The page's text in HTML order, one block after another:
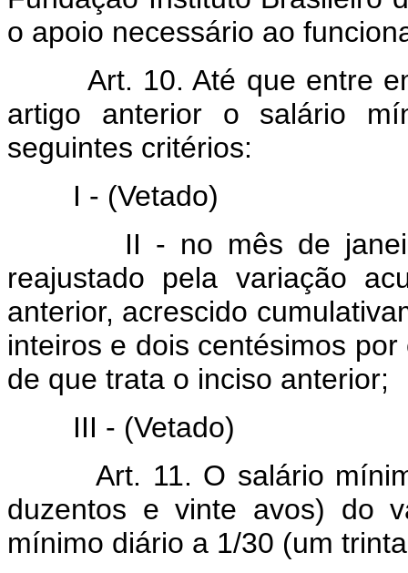
o apoio necessário ao
Art. 10. Até que entre em
artigo anterior o salário
seguintes critérios:
I - (Vetado)
II - no mês de janeiro
reajustado pela variação
anterior, acrescido
inteiros e dois centésimos
de que trata o inciso anterior;
III - (Vetado)
Art. 11. O salário mínimo
duzentos e vinte avos) do
mínimo diário a 1/30 (um